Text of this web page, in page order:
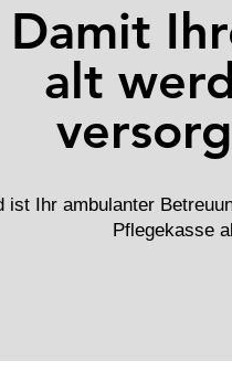
Damit
alt
ist Ihr ambulanter
Pflegekasse